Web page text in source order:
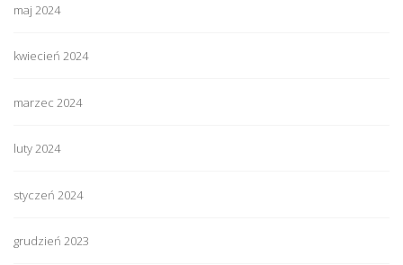
maj 2024
kwiecień 2024
marzec 2024
luty 2024
styczeń 2024
grudzień 2023